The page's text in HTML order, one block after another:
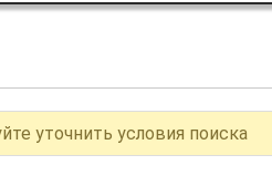
уточнить условия поиска